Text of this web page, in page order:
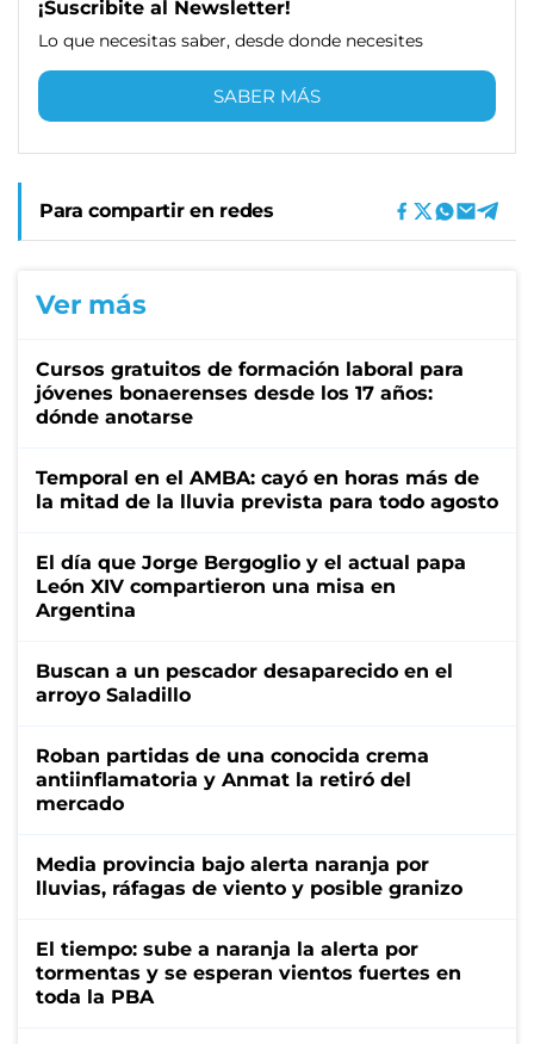
¡Suscribite al Newsletter!
Lo que necesitas saber, desde donde necesites
SABER MÁS
Para compartir en redes
Ver más
Cursos gratuitos de formación laboral para
jóvenes bonaerenses desde los 17 años:
dónde anotarse
Temporal en el AMBA: cayó en horas más de
la mitad de la lluvia prevista para todo agosto
El día que Jorge Bergoglio y el actual papa
León XIV compartieron una misa en
Argentina
Buscan a un pescador desaparecido en el
arroyo Saladillo
Roban partidas de una conocida crema
antiinflamatoria y Anmat la retiró del
mercado
Media provincia bajo alerta naranja por
lluvias, ráfagas de viento y posible granizo
El tiempo: sube a naranja la alerta por
tormentas y se esperan vientos fuertes en
toda la PBA